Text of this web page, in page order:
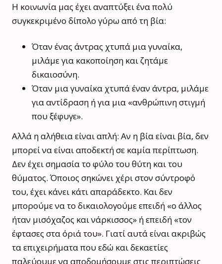
Η κοινωνία μας έχει αναπτύξει ένα πολύ
συγκεκριμένο δίπολο γύρω από τη βία:
Όταν ένας άντρας χτυπά μια γυναίκα,
μιλάμε για κακοποίηση και ζητάμε
δικαιοσύνη.
Όταν μια γυναίκα χτυπά έναν άντρα, μιλάμε
για αντίδραση ή για μια «ανθρώπινη στιγμή
που ξέφυγε».
Αλλά η αλήθεια είναι απλή: Αν η βία είναι βία, δεν
μπορεί να είναι αποδεκτή σε καμία περίπτωση.
Δεν έχει σημασία το φύλο του θύτη και του
θύματος. Όποιος σηκώνει χέρι στον σύντροφό
του, έχει κάνει κάτι απαράδεκτο. Και δεν
μπορούμε να το δικαιολογούμε επειδή «ο άλλος
ήταν μισόχαζος και νάρκισσος» ή επειδή «τον
έφτασες στα όριά του». Γιατί αυτά είναι ακριβώς
τα επιχειρήματα που εδώ και δεκαετίες
παλεύουμε να αποδομήσουμε στις περιπτώσεις